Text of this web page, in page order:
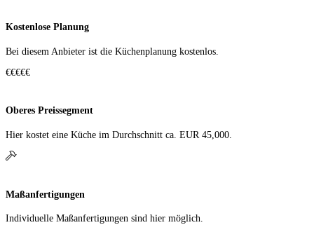
Kostenlose Planung
Bei diesem Anbieter ist die Küchen­planung kostenlos.
€€€€€
Oberes Preissegment
Hier kostet eine Küche im Durch­schnitt ca. EUR 45,000.
Maßanfertigungen
Individuelle Maß­anfer­tigungen sind hier möglich.